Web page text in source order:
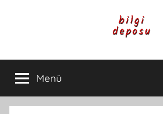
Bilgi
Deposu
Günlük
Yaşam
ve
Menü